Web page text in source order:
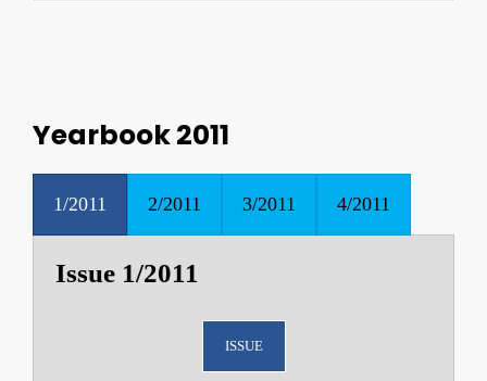
Yearbook 2011
1/2011 2/2011 3/2011 4/2011
Issue 1/2011
ISSUE